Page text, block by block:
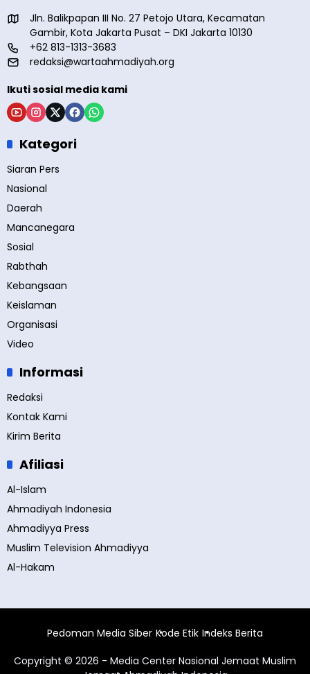
Jln. Balikpapan III No. 27 Petojo Utara, Kecamatan
Gambir, Kota Jakarta Pusat – DKI Jakarta 10130
+62 813-1313-3683
redaksi@wartaahmadiyah.org
Ikuti sosial media kami
Kategori
Siaran Pers
Nasional
Daerah
Mancanegara
Sosial
Rabthah
Kebangsaan
Keislaman
Organisasi
Video
Informasi
Redaksi
Kontak Kami
Kirim Berita
Afiliasi
Al-Islam
Ahmadiyah Indonesia
Ahmadiyya Press
Muslim Television Ahmadiyya
Al-Hakam
Pedoman Media Siber Kode Etik Indeks Berita
Copyright © 2026 - Media Center Nasional Jemaat Muslim